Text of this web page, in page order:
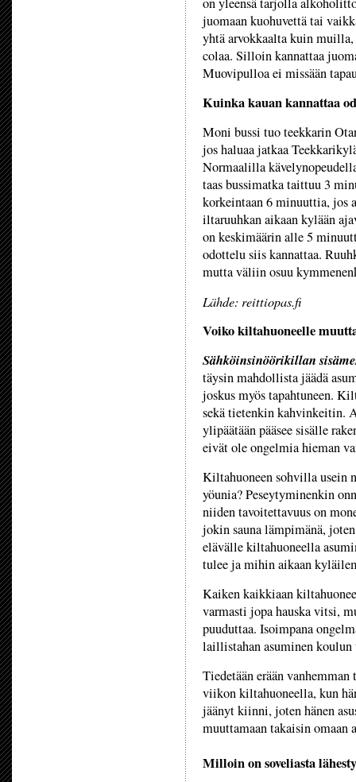
juomaan kuohuvettä tai
yhtä arvokkaalta kuin
colaa. Silloin kannattaa
Muovipulloa ei missään
Kuinka kauan kannattaa
Moni bussi tuo teekkarin
jos haluaa jatkaa
Normaalilla
taas bussimatka taittuu 3
korkeintaan 6 minuuttia, jos
iltaruuhkan aikaan kylään
on keskimäärin alle 5
odottelu siis kannattaa.
mutta väliin osuu
Lähde: reittiopas.fi
Voiko kiltahuoneelle
Sähköinsinöörikillan
täysin mahdollista jäädä
joskus myös tapahtuneen.
sekä tietenkin kahvinkeitin.
ylipäätään pääsee sisälle
eivät ole ongelmia hieman
Kiltahuoneen sohvilla usein
yöunia? Peseytyminenkin
niiden tavoitettavuus on
jokin sauna lämpimänä,
elävälle kiltahuoneella
tulee ja mihin aikaan
Kaiken kaikkiaan
varmasti jopa hauska vitsi,
puuduttaa. Isoimpana
laillistahan asuminen
Tiedetään erään
viikon kiltahuoneella, kun
jäänyt kiinni, joten hänen
muuttamaan takaisin omaan
Milloin on soveliasta